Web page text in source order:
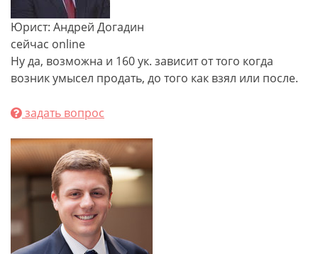
Юрист: Андрей Догадин
сейчас online
Ну да, возможна и 160 ук. зависит от того когда
возник умысел продать, до того как взял или после.
задать вопрос